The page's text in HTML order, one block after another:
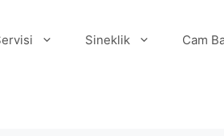
Sineklik Cam